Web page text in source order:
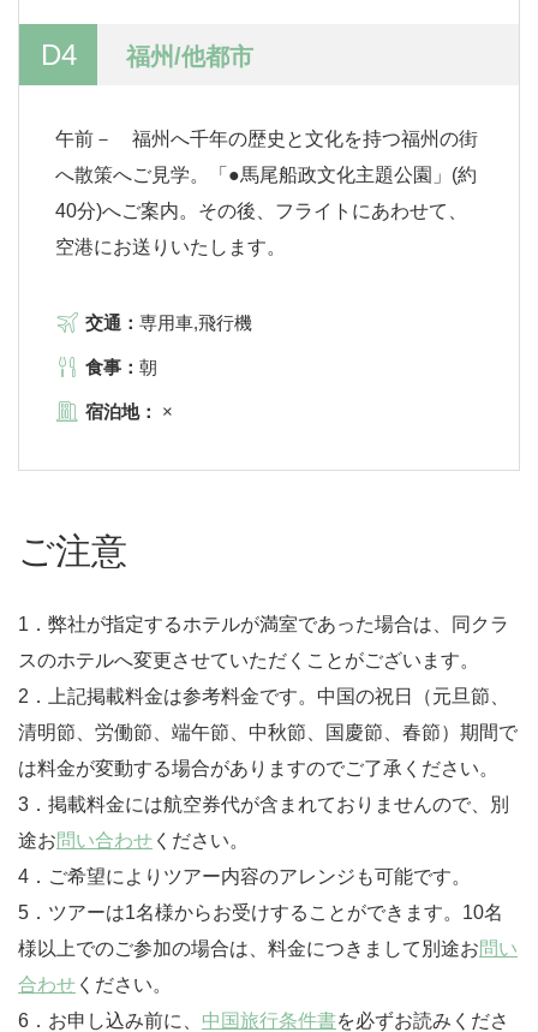
D4 福州/他都市
午前－ 福州へ千年の歴史と文化を持つ福州の街
へ散策へご見学。「●馬尾船政文化主題公園」(約
40分)へご案内。その後、フライトにあわせて、
空港にお送りいたします。
交通： 専用車,飛行機
食事： 朝
宿泊地： ×
ご注意
1．弊社が指定するホテルが満室であった場合は、同クラ
スのホテルへ変更させていただくことがございます。
2．上記掲載料金は参考料金です。中国の祝日（元旦節、
清明節、労働節、端午節、中秋節、国慶節、春節）期間で
は料金が変動する場合がありますのでご了承ください。
3．掲載料金には航空券代が含まれておりませんので、別
途お問い合わせ ください。
4．ご希望によりツアー内容のアレンジも可能です。
5．ツアーは1名様からお受けすることができます。10名
様以上でのご参加の場合は、料金につきまして別途お問い
合わせ ください。
6．お申し込み前に、 中国旅行条件書を必ずお読みくださ